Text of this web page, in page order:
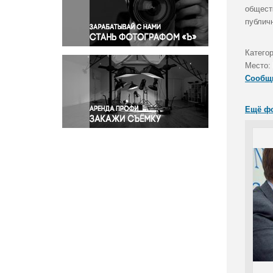
Правосудие
Происшествия и конфликты
Религия
Светская жизнь
Спорт
Экология
Экономика и бизнес
Место:
Ещё